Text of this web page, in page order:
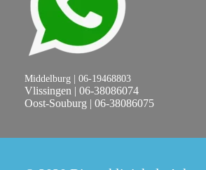
Middelburg | 06-19468803
Vlissingen | 06-38086074
Oost-Souburg | 06-38086075